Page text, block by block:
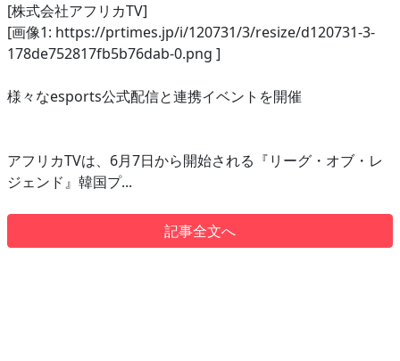
[株式会社アフリカTV]
[画像1: https://prtimes.jp/i/120731/3/resize/d120731-3-
178de752817fb5b76dab-0.png ]
様々なesports公式配信と連携イベントを開催
アフリカTVは、6月7日から開始される『リーグ・オブ・レ
ジェンド』韓国プ...
記事全文へ